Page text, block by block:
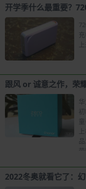
开学季什么最重要？
跟风 or 诚意之作，荣
2022冬奥就看它了：